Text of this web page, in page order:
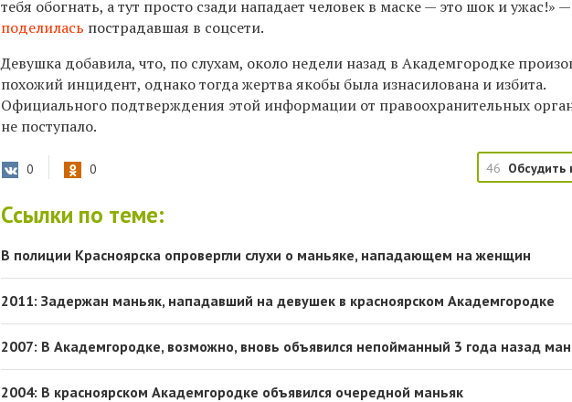
тебя обогнать, а тут просто сзади нападает человек в маске — это шок и ужас!» —
поделилась пострадавшая в соцсети.
Девушка добавила, что, по слухам, около недели назад в Академгородке
похожий инцидент, однако тогда жертва якобы была изнасилована и избита.
Официального подтверждения этой информации от правоохранительных
не поступало.
0 0 46 Обсудить
Ссылки по теме:
В полиции Красноярска опровергли слухи о маньяке, нападающем на женщин
2011: Задержан маньяк, нападавший на девушек в красноярском Академгородке
2007: В Академгородке, возможно, вновь объявился непойманный 3 года назад
2004: В красноярском Академгородке объявился очередной маньяк